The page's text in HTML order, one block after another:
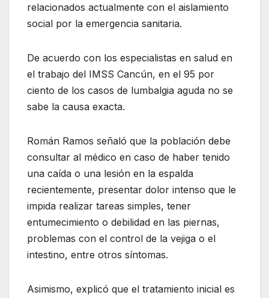
relacionados actualmente con el aislamiento
social por la emergencia sanitaria.
De acuerdo con los especialistas en salud en
el trabajo del IMSS Cancún, en el 95 por
ciento de los casos de lumbalgia aguda no se
sabe la causa exacta.
Román Ramos señaló que la población debe
consultar al médico en caso de haber tenido
una caída o una lesión en la espalda
recientemente, presentar dolor intenso que le
impida realizar tareas simples, tener
entumecimiento o debilidad en las piernas,
problemas con el control de la vejiga o el
intestino, entre otros síntomas.
Asimismo, explicó que el tratamiento inicial es